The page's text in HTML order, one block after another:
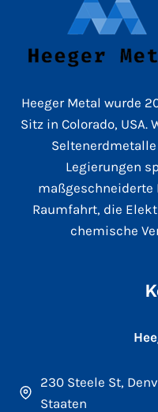
Heeger Metal wurde
Sitz in Colorado,
Legierungen
maßgeschneiderte
Raumfahrt, die
chemische
230 Steele St,
Staaten